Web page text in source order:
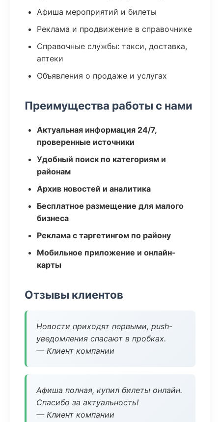
Афиша мероприятий и билеты
Реклама и продвижение в справочнике
Справочные службы: такси, доставка,
аптеки
Объявления о продаже и услугах
Преимущества работы с нами
Актуальная информация 24/7,
проверенные источники
Удобный поиск по категориям и
районам
Архив новостей и аналитика
Бесплатное размещение для малого
бизнеса
Реклама с таргетингом по району
Мобильное приложение и онлайн-
карты
Отзывы клиентов
Новости приходят первыми, push-
уведомления спасают в пробках.
— Клиент компании
Афиша полная, купил билеты онлайн.
Спасибо за актуальность!
— Клиент компании